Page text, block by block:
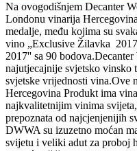
Na ovogodišnjem Decanter
Londonu vinarija
medalje, među kojima su
vino „Exclusive Žilavka
2017'' sa 90
najutjecajnije svjetsko vinsko
svjetske vrijednosti vina.Ove
Hercegovina Produkt ima
najkvalitetnijim vinima
prepoznata od najcjenjenijih
DWWA su izuzetno moćan
svijetu i veliki adut za proboj